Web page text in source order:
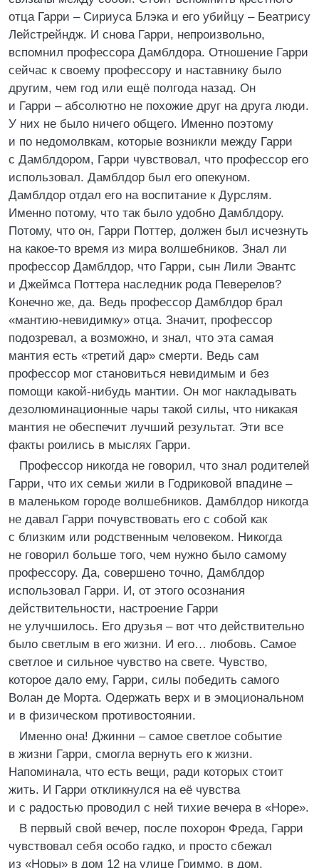
отца Гарри – Сириуса Блэка и его убийцу – Беатрису
Лейстрейндж. И снова Гарри, непроизвольно,
вспомнил профессора Дамблдора. Отношение Гарри
сейчас к своему профессору и наставнику было
другим, чем год или ещё полгода назад. Он
и Гарри – абсолютно не похожие друг на друга люди.
У них не было ничего общего. Именно поэтому
и по недомолвкам, которые возникли между Гарри
с Дамблдором, Гарри чувствовал, что профессор его
использовал. Дамблдор был его опекуном.
Дамблдор отдал его на воспитание к Дурслям.
Именно потому, что так было удобно Дамблдору.
Потому, что он, Гарри Поттер, должен был исчезнуть
на какое-то время из мира волшебников. Знал ли
профессор Дамблдор, что Гарри, сын Лили Эвантс
и Джеймса Поттера наследник рода Певерелов?
Конечно же, да. Ведь профессор Дамблдор брал
«мантию-невидимку» отца. Значит, профессор
подозревал, а возможно, и знал, что эта самая
мантия есть «третий дар» смерти. Ведь сам
профессор мог становиться невидимым и без
помощи какой-нибудь мантии. Он мог накладывать
дезолюминационные чары такой силы, что никакая
мантия не обеспечит лучший результат. Эти все
факты роились в мыслях Гарри.
Профессор никогда не говорил, что знал родителей
Гарри, что их семьи жили в Годриковой впадине –
в маленьком городе волшебников. Дамблдор никогда
не давал Гарри почувствовать его с собой как
с близким или родственным человеком. Никогда
не говорил больше того, чем нужно было самому
профессору. Да, совершено точно, Дамблдор
использовал Гарри. И, от этого осознания
действительности, настроение Гарри
не улучшилось. Его друзья – вот что действительно
было светлым в его жизни. И его… любовь. Самое
светлое и сильное чувство на свете. Чувство,
которое дало ему, Гарри, силы победить самого
Волан де Морта. Одержать верх и в эмоциональном
и в физическом противостоянии.
Именно она! Джинни – самое светлое событие
в жизни Гарри, смогла вернуть его к жизни.
Напоминала, что есть вещи, ради которых стоит
жить. И Гарри откликнулся на её чувства
и с радостью проводил с ней тихие вечера в «Норе».
В первый свой вечер, после похорон Фреда, Гарри
чувствовал себя особо гадко, и просто сбежал
из «Норы» в дом 12 на улице Гриммо, в дом,